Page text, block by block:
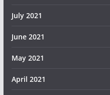
July 2021
June 2021
May 2021
April 2021